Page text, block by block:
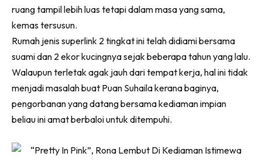
High Rise
Landed
Video
Beli Di Mana
Buat Sendiri
Ilham Impiana
Ilham Impiana 360
Ilham Impiana Inspirasi Selebriti
ruang tampil lebih luas tetapi dalam masa yang sama,
kemas tersusun.
Rumah jenis superlink 2 tingkat ini telah didiami bersama
suami dan 2 ekor kucingnya sejak beberapa tahun yang lalu.
Walaupun terletak agak jauh dari tempat kerja, hal ini tidak
menjadi masalah buat Puan Suhaila kerana baginya,
pengorbanan yang datang bersama kediaman impian
beliau ini amat berbaloi untuk ditempuhi.